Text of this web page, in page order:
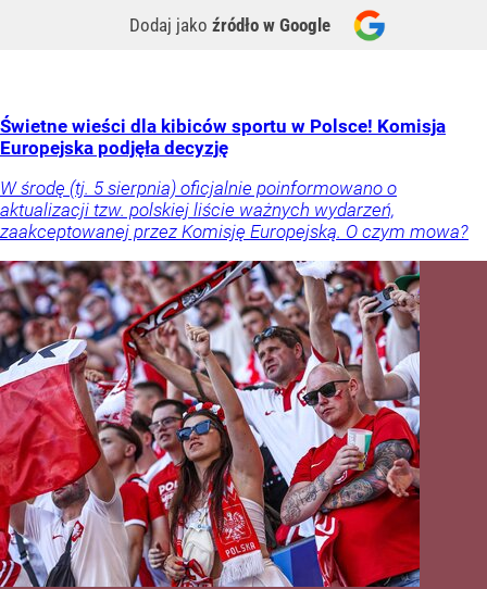
Dodaj jako źródło w Google
Świetne wieści dla kibiców sportu w Polsce! Komisja
Europejska podjęła decyzję
W środę (tj. 5 sierpnia) oficjalnie poinformowano o
aktualizacji tzw. polskiej liście ważnych wydarzeń,
zaakceptowanej przez Komisję Europejską. O czym mowa?